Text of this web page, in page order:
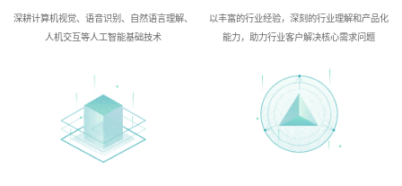
深耕计算机视觉、语音识别、自然语言理解、
人机交互等人工智能基础技术
以丰富的行业经验，深刻的行业理解和产品化
能力，助力行业客户解决核心需求问题